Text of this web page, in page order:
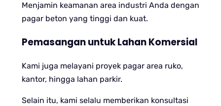
Menjamin keamanan area industri Anda dengan
pagar beton yang tinggi dan kuat.
Pemasangan untuk Lahan Komersial
Kami juga melayani proyek pagar area ruko,
kantor, hingga lahan parkir.
Selain itu, kami selalu memberikan konsultasi